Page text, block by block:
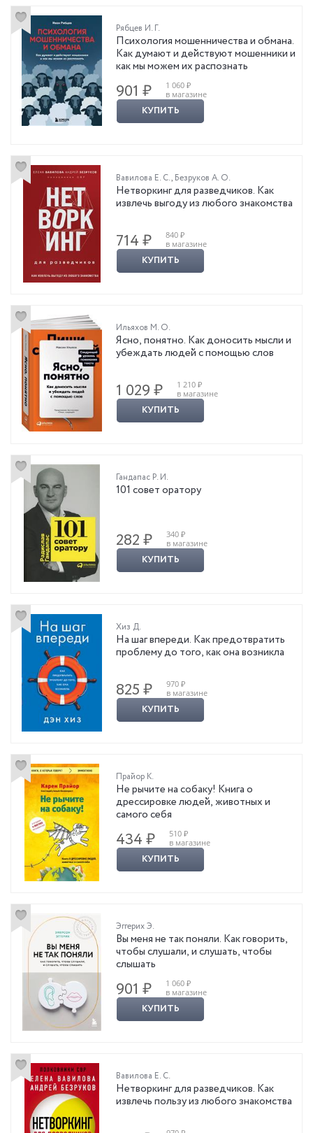
Рябцев И. Г.
Психология мошенничества и обмана.
Как думают и действуют мошенники и
как мы можем их распознать
901 ₽
1 060 ₽
в магазине
КУПИТЬ
Вавилова Е. С., Безруков А. О.
Нетворкинг для разведчиков. Как
извлечь выгоду из любого знакомства
714 ₽
840 ₽
в магазине
КУПИТЬ
Ильяхов М. О.
Ясно, понятно. Как доносить мысли и
убеждать людей с помощью слов
1 029 ₽
1 210 ₽
в магазине
КУПИТЬ
Гандапас Р. И.
101 совет оратору
282 ₽
340 ₽
в магазине
КУПИТЬ
Хиз Д.
На шаг впереди. Как предотвратить
проблему до того, как она возникла
825 ₽
970 ₽
в магазине
КУПИТЬ
Прайор К.
Не рычите на собаку! Книга о
дрессировке людей, животных и
самого себя
434 ₽
510 ₽
в магазине
КУПИТЬ
Эггерих Э.
Вы меня не так поняли. Как говорить,
чтобы слушали, и слушать, чтобы
слышать
901 ₽
1 060 ₽
в магазине
КУПИТЬ
Вавилова Е. С.
Нетворкинг для разведчиков. Как
извлечь пользу из любого знакомства